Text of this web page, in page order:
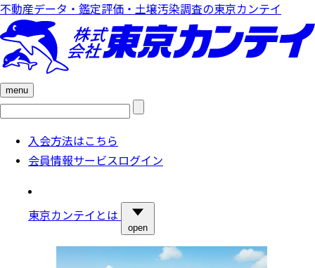
不動産データ・鑑定評価・土壌汚染調査の東京カンテイ
menu
検
入会方法はこちら
会員情報サービスログイン
東京カンテイとは
open